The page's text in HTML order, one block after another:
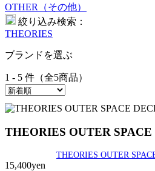
OTHER（その他）
絞り込み検索：
THEORIES
ブランドを選ぶ
1 - 5 件（全5商品）
THEORIES OUTER SPACE
THEORIES OUTER
15,400yen